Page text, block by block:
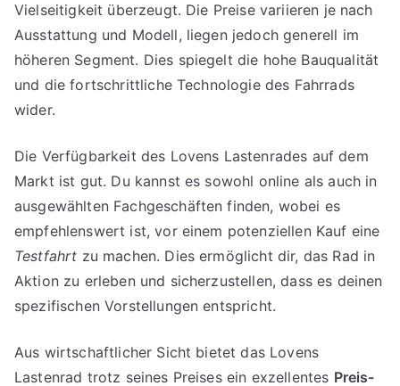
Vielseitigkeit überzeugt. Die Preise variieren je nach
Ausstattung und Modell, liegen jedoch generell im
höheren Segment. Dies spiegelt die hohe Bauqualität
und die fortschrittliche Technologie des Fahrrads
wider.
Die Verfügbarkeit des Lovens Lastenrades auf dem
Markt ist gut. Du kannst es sowohl online als auch in
ausgewählten Fachgeschäften finden, wobei es
empfehlenswert ist, vor einem potenziellen Kauf eine
Testfahrt zu machen. Dies ermöglicht dir, das Rad in
Aktion zu erleben und sicherzustellen, dass es deinen
spezifischen Vorstellungen entspricht.
Aus wirtschaftlicher Sicht bietet das Lovens
Lastenrad trotz seines Preises ein exzellentes Preis-